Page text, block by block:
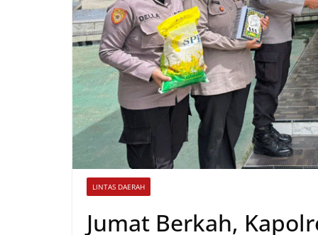
LINTAS DAERAH
Jumat Berkah,